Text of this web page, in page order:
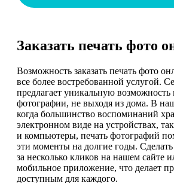
Заказать печать фото
Возможность заказать печать фото
все более востребованной услугой.
предлагает уникальную возможность
фотографии, не выходя из дома. В
когда большинство воспоминаний
электронном виде на устройствах,
и компьютеры, печать фотографий
эти моменты на долгие годы.
за несколько кликов на нашем сайте
мобильное приложение, что делает
доступным для каждого.